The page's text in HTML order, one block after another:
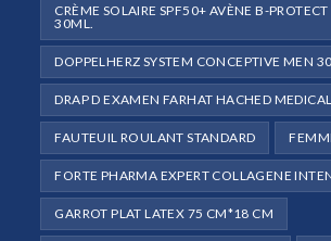
CRÈME SOLAIRE SPF50+ AVÈNE B-
30ML.
DOPPELHERZ SYSTEM CONCEPTIVE MEN
DRAP D EXAMEN FARHAT HACHED
FAUTEUIL ROULANT STANDARD
FORTE PHARMA EXPERT COLLAGENE
GARROT PLAT LATEX 75 CM*18 CM